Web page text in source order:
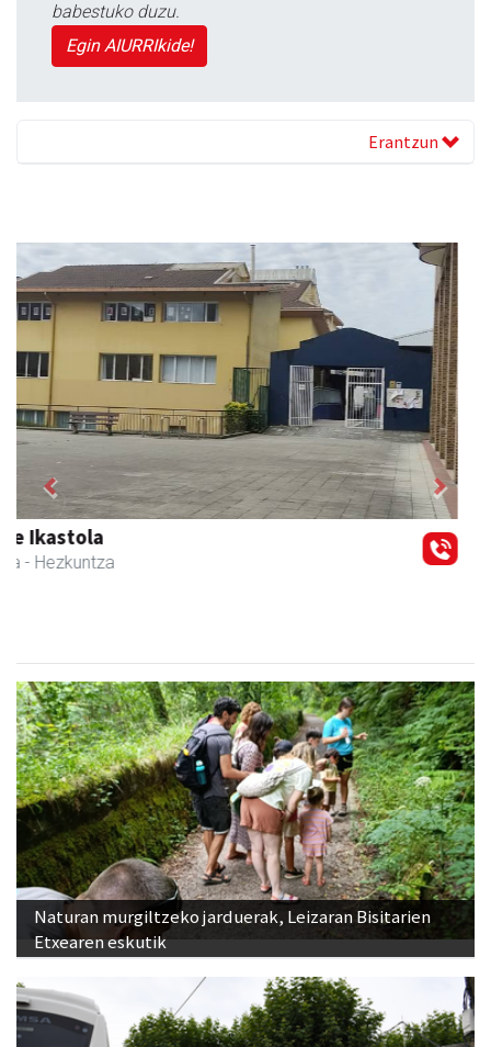
babestuko duzu.
Egin AIURRIkide!
Erantzun
Magale Ikastetxea
Urnieta - Hezkuntza
Previous Next
Naturan murgiltzeko jarduerak, Leizaran Bisitarien
Etxearen eskutik